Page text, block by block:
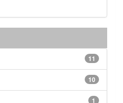
11
10
1